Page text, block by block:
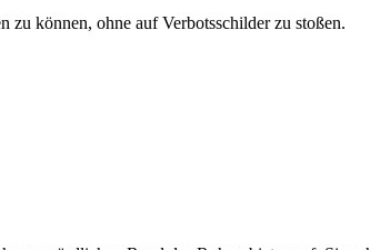
zu können, ohne auf Verbotsschilder zu stoßen.